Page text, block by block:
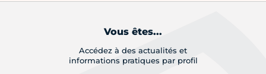
Vous êtes...
Accédez à des actualités et
informations pratiques par profil